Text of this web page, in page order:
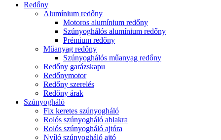
Redőny
Alumínium redőny
Motoros alumínium redőny
Szúnyoghálós alumínium redőny
Prémium redőny
Műanyag redőny
Szúnyoghálós műanyag redőny
Redőny garázskapu
Redőnymotor
Redőny szerelés
Redőny árak
Szúnyogháló
Fix keretes szúnyogháló
Rolós szúnyogháló ablakra
Rolós szúnyogháló ajtóra
Nyíló szúnyogháló ajtó